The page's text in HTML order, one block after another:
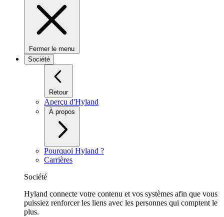
Fermer le menu
Société
Retour
Aperçu d'Hyland
À propos
Pourquoi Hyland ?
Carrières
Société
Hyland connecte votre contenu et vos systèmes afin que vous
puissiez renforcer les liens avec les personnes qui comptent le
plus.